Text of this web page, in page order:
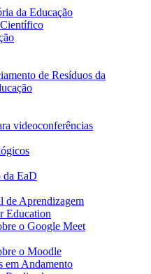
da Educação
de Resíduos da
videoconferências
da EaD
de Aprendizagem
Education
o Google Meet
o Moodle
em Andamento